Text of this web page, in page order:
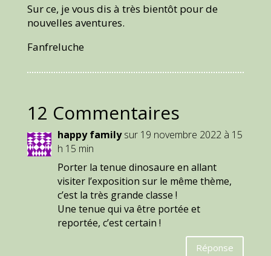
Sur ce, je vous dis à très bientôt pour de
nouvelles aventures.
Fanfreluche
12 Commentaires
happy family sur 19 novembre 2022 à 15
h 15 min
Porter la tenue dinosaure en allant
visiter l’exposition sur le même thème,
c’est la très grande classe !
Une tenue qui va être portée et
reportée, c’est certain !
Réponse